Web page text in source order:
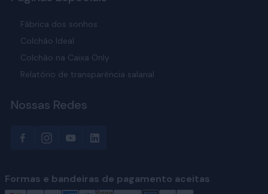
Fábrica dos sonhos
Colchão Ideal
Colchão na Caixa Only
Relatório de transparência salarial
Nossas Redes
Formas e bandeiras de pagamento aceitas